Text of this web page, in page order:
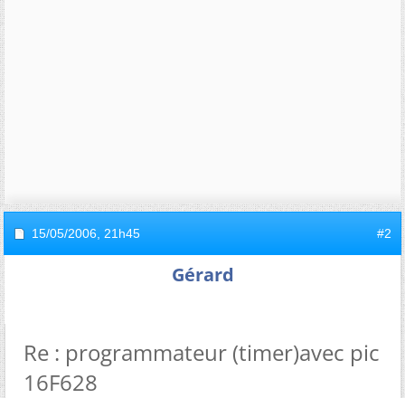
15/05/2006, 21h45 #2
Gérard
Re : programmateur (timer)avec pic
16F628